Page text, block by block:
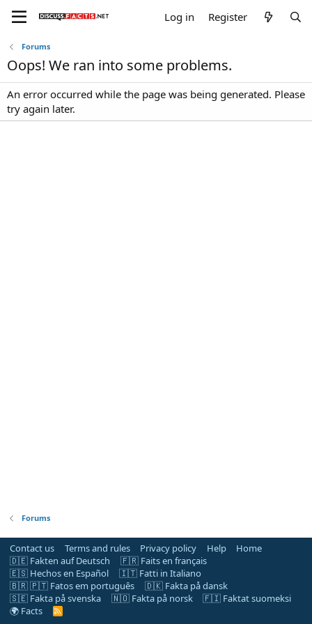
Log in Register
Forums
Oops! We ran into some problems.
An error occurred while the page was being generated. Please
try again later.
Forums
Contact us Terms and rules Privacy policy Help
Home
🇩🇪 Fakten auf Deutsch
🇫🇷 Faits en français
🇪🇸 Hechos en Español
🇮🇹 Fatti in Italiano
🇧🇷 🇵🇹 Fatos em português
🇩🇰 Fakta på dansk
🇸🇪 Fakta på svenska
🇳🇴 Fakta på norsk
🇫🇮 Faktat suomeksi
🌍 Facts
R